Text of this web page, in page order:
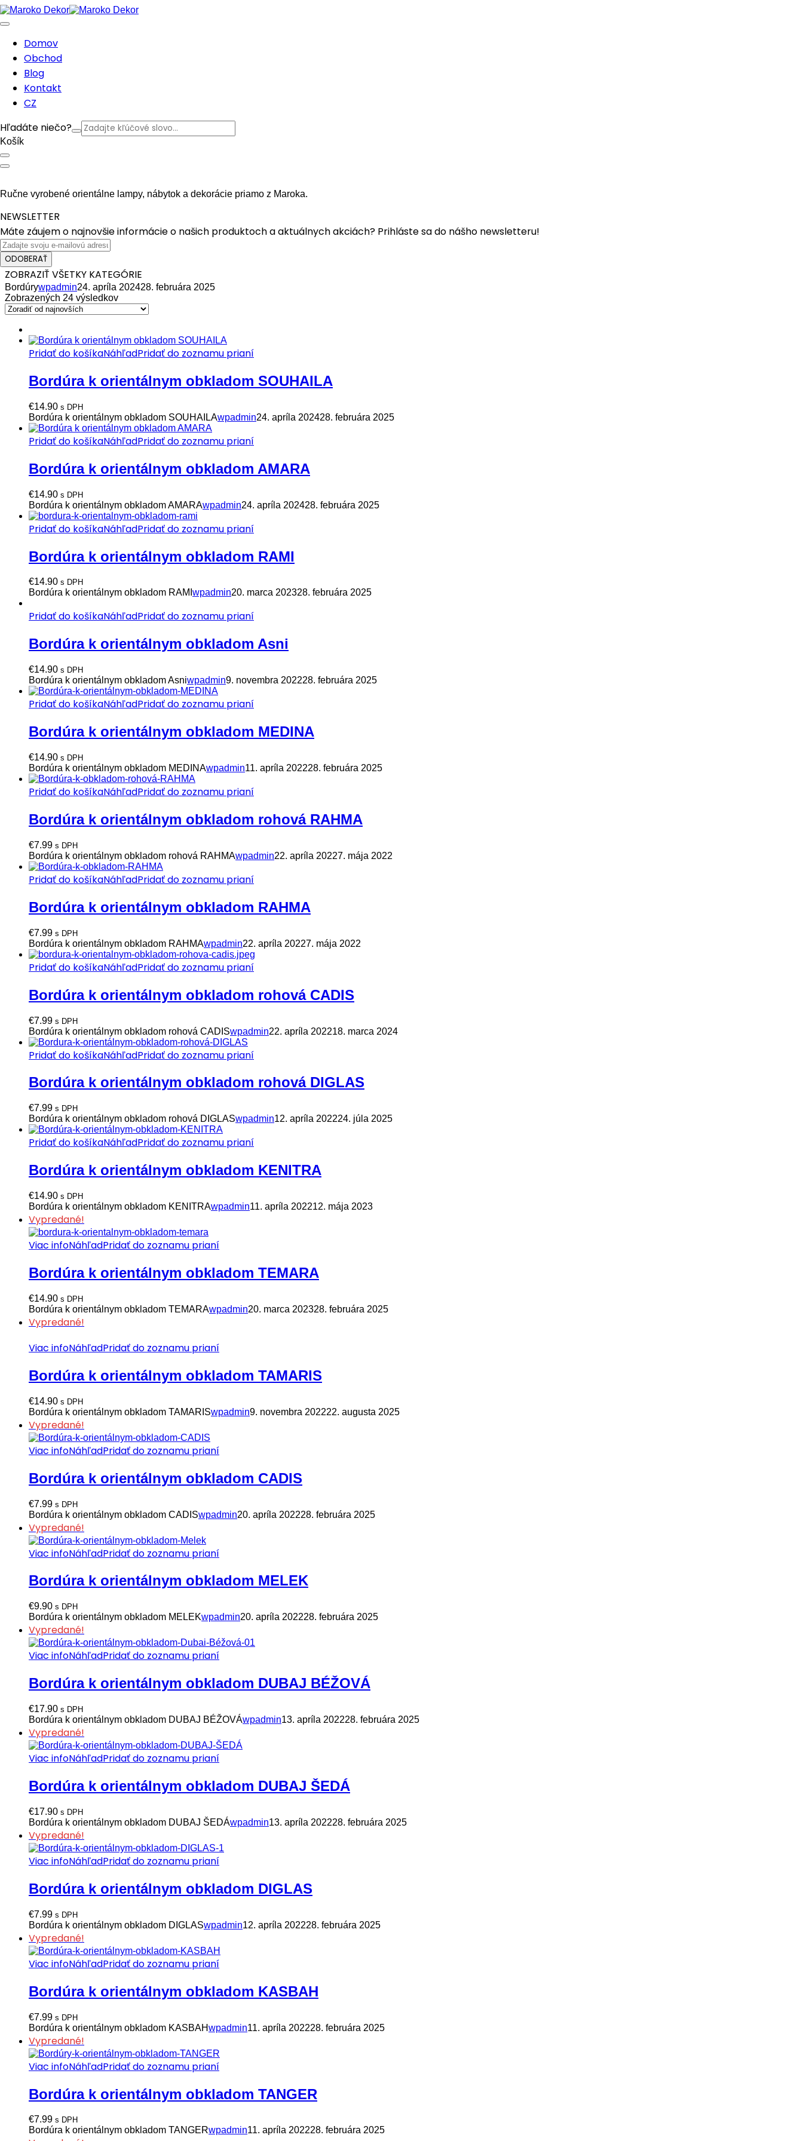
Domov
Obchod
Blog
Kontakt
CZ
Hľadáte niečo?
Košík
Ručne vyrobené orientálne lampy, nábytok a dekorácie priamo z Maroka.
NEWSLETTER
Máte záujem o najnovšie informácie o našich produktoch a aktuálnych akciách? Prihláste sa do nášho newsletteru!
ODOBERAŤ
ZOBRAZIŤ VŠETKY KATEGÓRIE
Bordúrywpadmin24. apríla 202428. februára 2025
Zobrazených 24 výsledkov
Pridať do košíkaNáhľadPridať do zoznamu prianí
Bordúra k orientálnym obkladom SOUHAILA
€14.90 s DPH
Bordúra k orientálnym obkladom SOUHAILAwpadmin24. apríla 202428. februára 2025
Pridať do košíkaNáhľadPridať do zoznamu prianí
Bordúra k orientálnym obkladom AMARA
€14.90 s DPH
Bordúra k orientálnym obkladom AMARAwpadmin24. apríla 202428. februára 2025
Pridať do košíkaNáhľadPridať do zoznamu prianí
Bordúra k orientálnym obkladom RAMI
€14.90 s DPH
Bordúra k orientálnym obkladom RAMI wpadmin20. marca 202328. februára 2025
Pridať do košíkaNáhľadPridať do zoznamu prianí
Bordúra k orientálnym obkladom Asni
€14.90 s DPH
Bordúra k orientálnym obkladom Asniwpadmin9. novembra 202228. februára 2025
Pridať do košíkaNáhľadPridať do zoznamu prianí
Bordúra k orientálnym obkladom MEDINA
€14.90 s DPH
Bordúra k orientálnym obkladom MEDINAwpadmin11. apríla 202228. februára 2025
Pridať do košíkaNáhľadPridať do zoznamu prianí
Bordúra k orientálnym obkladom rohová RAHMA
€7.99 s DPH
Bordúra k orientálnym obkladom rohová RAHMAwpadmin22. apríla 20227. mája 2022
Pridať do košíkaNáhľadPridať do zoznamu prianí
Bordúra k orientálnym obkladom RAHMA
€7.99 s DPH
Bordúra k orientálnym obkladom RAHMAwpadmin22. apríla 20227. mája 2022
Pridať do košíkaNáhľadPridať do zoznamu prianí
Bordúra k orientálnym obkladom rohová CADIS
€7.99 s DPH
Bordúra k orientálnym obkladom rohová CADISwpadmin22. apríla 202218. marca 2024
Pridať do košíkaNáhľadPridať do zoznamu prianí
Bordúra k orientálnym obkladom rohová DIGLAS
€7.99 s DPH
Bordúra k orientálnym obkladom rohová DIGLASwpadmin12. apríla 202224. júla 2025
Pridať do košíkaNáhľadPridať do zoznamu prianí
Bordúra k orientálnym obkladom KENITRA
€14.90 s DPH
Bordúra k orientálnym obkladom KENITRAwpadmin11. apríla 202212. mája 2023
Vypredané!
Viac infoNáhľadPridať do zoznamu prianí
Bordúra k orientálnym obkladom TEMARA
€14.90 s DPH
Bordúra k orientálnym obkladom TEMARAwpadmin20. marca 202328. februára 2025
Vypredané!
Viac infoNáhľadPridať do zoznamu prianí
Bordúra k orientálnym obkladom TAMARIS
€14.90 s DPH
Bordúra k orientálnym obkladom TAMARISwpadmin9. novembra 202222. augusta 2025
Vypredané!
Viac infoNáhľadPridať do zoznamu prianí
Bordúra k orientálnym obkladom CADIS
€7.99 s DPH
Bordúra k orientálnym obkladom CADISwpadmin20. apríla 202228. februára 2025
Vypredané!
Viac infoNáhľadPridať do zoznamu prianí
Bordúra k orientálnym obkladom MELEK
€9.90 s DPH
Bordúra k orientálnym obkladom MELEKwpadmin20. apríla 202228. februára 2025
Vypredané!
Viac infoNáhľadPridať do zoznamu prianí
Bordúra k orientálnym obkladom DUBAJ BÉŽOVÁ
€17.90 s DPH
Bordúra k orientálnym obkladom DUBAJ BÉŽOVÁwpadmin13. apríla 202228. februára 2025
Vypredané!
Viac infoNáhľadPridať do zoznamu prianí
Bordúra k orientálnym obkladom DUBAJ ŠEDÁ
€17.90 s DPH
Bordúra k orientálnym obkladom DUBAJ ŠEDÁwpadmin13. apríla 202228. februára 2025
Vypredané!
Viac infoNáhľadPridať do zoznamu prianí
Bordúra k orientálnym obkladom DIGLAS
€7.99 s DPH
Bordúra k orientálnym obkladom DIGLASwpadmin12. apríla 202228. februára 2025
Vypredané!
Viac infoNáhľadPridať do zoznamu prianí
Bordúra k orientálnym obkladom KASBAH
€7.99 s DPH
Bordúra k orientálnym obkladom KASBAHwpadmin11. apríla 202228. februára 2025
Vypredané!
Viac infoNáhľadPridať do zoznamu prianí
Bordúra k orientálnym obkladom TANGER
€7.99 s DPH
Bordúra k orientálnym obkladom TANGERwpadmin11. apríla 202228. februára 2025